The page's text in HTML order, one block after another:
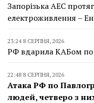
Запорізька АЕС
електроживлення –
23:24 8 СЕРПНЯ, 2026
РФ вдарила КАБом по
22:48 8 СЕРПНЯ, 2026
Атака РФ по
людей, четверо з